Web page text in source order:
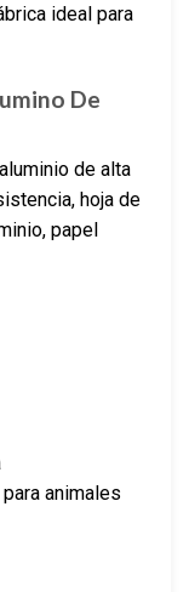
ideal para
De
de alta
hoja de
papel
animales